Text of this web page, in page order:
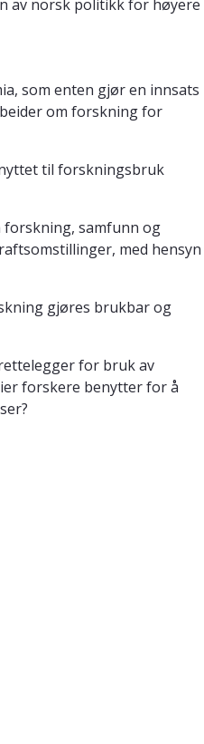
av norsk politikk for høyere
som enten gjør en innsats
om forskning for
til forskningsbruk
forskning, samfunn og
med hensyn
gjøres brukbar og
for bruk av
forskere benytter for å